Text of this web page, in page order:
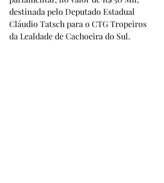
destinada pelo Deputado Estadual
Cláudio Tatsch para o CTG Tropeiros
da Lealdade de Cachoeira do Sul.